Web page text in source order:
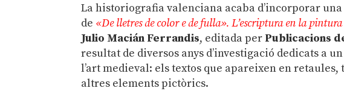
La historiografia valenciana acaba d’incorporar
de «De lletres de color e de fulla». L’escriptura en la
Julio Macián Ferrandis, editada per Publicacions
resultat de diversos anys d’investigació dedicats a
l’art medieval: els textos que apareixen en
altres elements pictòrics.